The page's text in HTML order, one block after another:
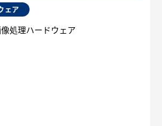
ェア
処理ハードウェア